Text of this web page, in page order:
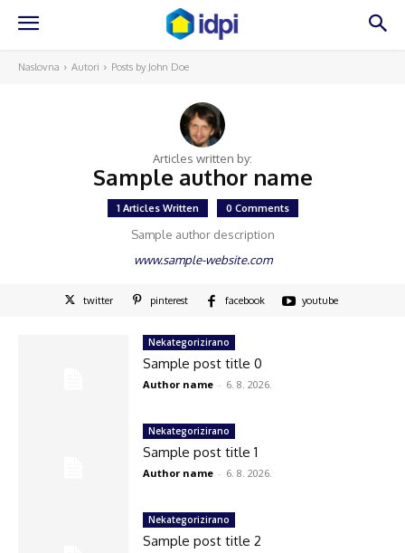
Naslovna Autori Posts by John Doe
Articles written by:
Sample author name
1 Articles Written 0 Comments
Sample author description
www.sample-website.com
twitter pinterest facebook youtube
Nekategorizirano
Sample post title 0
Author name - 6. 8. 2026.
Nekategorizirano
Sample post title 1
Author name - 6. 8. 2026.
Nekategorizirano
Sample post title 2